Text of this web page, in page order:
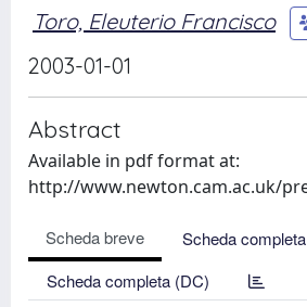
Toro, Eleuterio Francisco
2003-01-01
Abstract
Available in pdf format at:
http://www.newton.cam.ac.uk/
Scheda breve
Scheda completa
Scheda completa (DC)